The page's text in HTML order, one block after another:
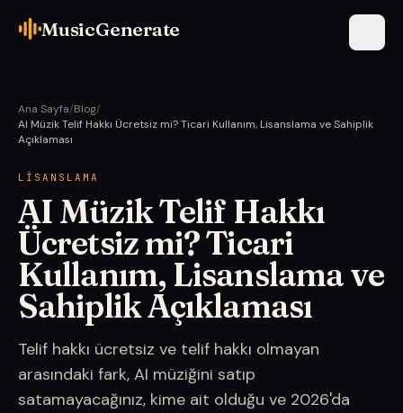
MusicGenerate
Ana Sayfa/Blog/
AI Müzik Telif Hakkı Ücretsiz mi? Ticari Kullanım, Lisanslama ve Sahiplik
Açıklaması
LISANSLAMA
AI Müzik Telif Hakkı
Ücretsiz mi? Ticari
Kullanım, Lisanslama ve
Sahiplik Açıklaması
Telif hakkı ücretsiz ve telif hakkı olmayan
arasındaki fark, AI müziğini satıp
satamayacağınız, kime ait olduğu ve 2026'da